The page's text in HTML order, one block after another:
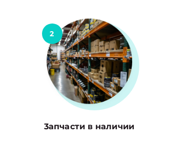
2
3апчасти в наличии